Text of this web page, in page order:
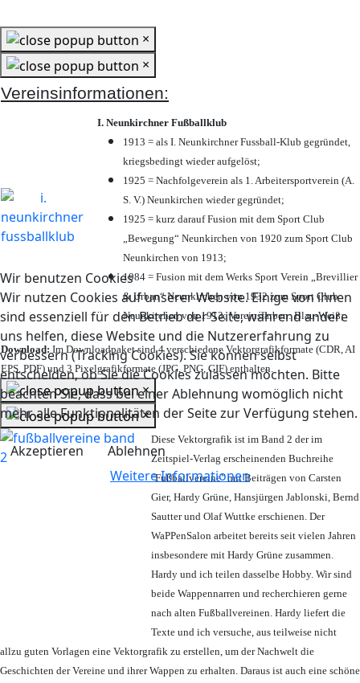
Wir benutzen Cookies
Wir nutzen Cookies auf unserer Website. Einige von ihnen
sind essenziell für den Betrieb der Seite, während andere
uns helfen, diese Website und die Nutzererfahrung zu
verbessern (Tracking Cookies). Sie können selbst
entscheiden, ob Sie die Cookies zulassen möchten. Bitte
beachten Sie, dass bei einer Ablehnung womöglich nicht
mehr alle Funktionalitäten der Seite zur Verfügung stehen.
Akzeptieren
Ablehnen
Weitere Informationen
×
×
Vereinsinformationen:
I. Neunkirchner Fußballklub
1913 = als I. Neunkirchner Fussball-Klub gegründet,
kriegsbedingt wieder aufgelöst;
1925 = Nachfolgeverein als 1. Arbeitersportverein (A.
S. V.) Neunkirchen wieder gegründet;
1925 = kurz darauf Fusion mit dem Sport Club
„Bewegung“ Neunkirchen von 1920 zum Sport Club
Neunkirchen von 1913;
1984 = Fusion mit dem Werks Sport Verein „Brevillier
& Urban“ Neunkirchen von 1932 zum Sport Club
Neunkirchen von 1913; Vereinsfarben: Blau-Weiß;
Download: Im Downloadpaket sind 4 verschiedene Vektorgrafikformate (CDR, AI
EPS, PDF) und 3 Pixelgrafikformate (JPG, PNG, GIF) enthalten.
×
×
Diese Vektorgrafik ist im Band 2 der im
Zeitspiel-Verlag erscheinenden Buchreihe
"Fußballvereine" mit Beiträgen von Carsten
Gier, Hardy Grüne, Hansjürgen Jablonski, Bernd
Sautter und Olaf Wuttke erschienen. Der
WaPPenSalon arbeitet bereits seit vielen Jahren
insbesondere mit Hardy Grüne zusammen.
Hardy und ich teilen dasselbe Hobby. Wir sind
beide Wappennarren und recherchieren gerne
nach alten Fußballvereinen. Hardy liefert die
Texte und ich versuche, aus teilweise nicht
allzu guten Vorlagen eine Vektorgrafik zu erstellen, um der Nachwelt die
Geschichten der Vereine und ihrer Wappen zu erhalten. Daraus ist auch eine schöne